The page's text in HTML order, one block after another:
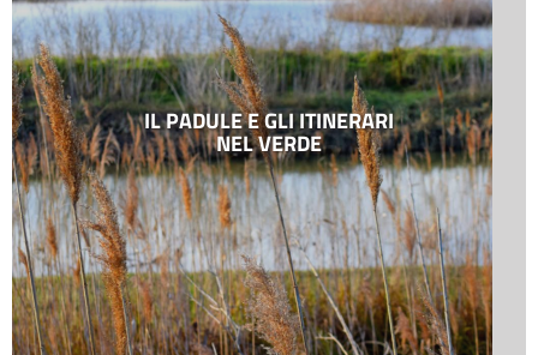
IL PADULE E GLI ITINERARI
NEL VERDE